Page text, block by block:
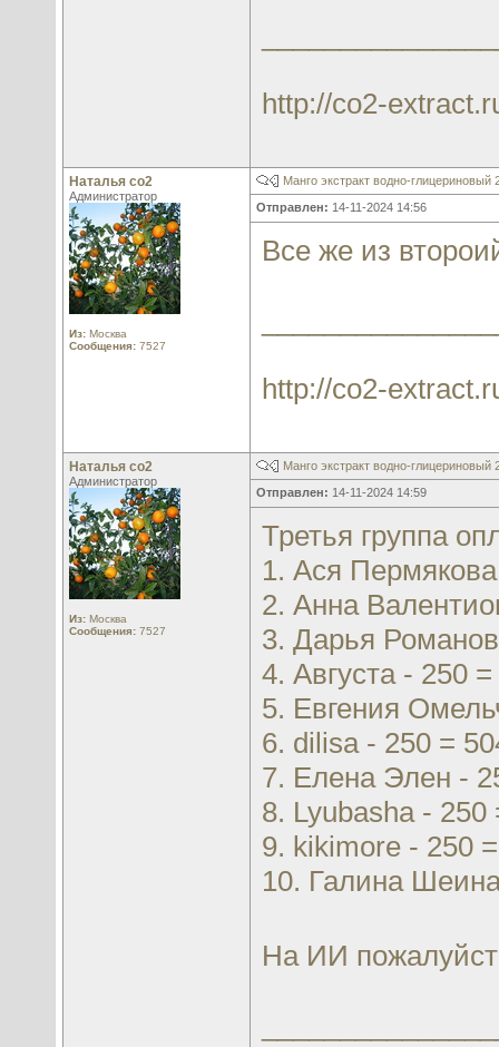
http://co2-
Наталья со2
Администратор
Из: Москва
Сообщения: 7527
Манго экстракт водно-глицериновый
Отправлен: 14-11-2024 14:56
Все же из
http://co2-
Наталья со2
Администратор
Из: Москва
Сообщения: 7527
Манго экстракт водно-глицериновый
Отправлен: 14-11-2024 14:59
Третья группа
1. Ася
2. Анна
3. Дарья
4. Августа - 250
5. Евгения
6. dilisa - 250 =
7. Елена Элен -
8. Lyubasha - 250
9. kikimore - 250
10. Галина
На ИИ